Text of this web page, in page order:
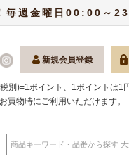
毎週金曜日00:00～
新規会員登録
別)=1ポイント、1ポイントは1
買物時にご利用いただけます。